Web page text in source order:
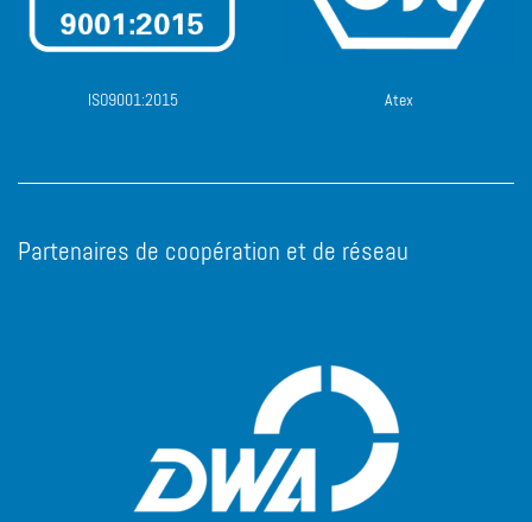
ISO9001:2015 Atex
Partenaires de coopération et de réseau